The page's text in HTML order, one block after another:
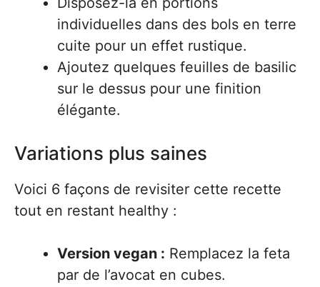
individuelles dans des bols en terre
cuite pour un effet rustique.
Ajoutez quelques feuilles de basilic
sur le dessus pour une finition
élégante.
Variations plus saines
Voici 6 façons de revisiter cette recette
tout en restant healthy :
Version vegan : Remplacez la feta
par de l’avocat en cubes.